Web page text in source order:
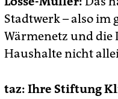
Stadtwerk – also im
Wärmenetz und
Haushalte nicht
taz: Ihre Stiftung